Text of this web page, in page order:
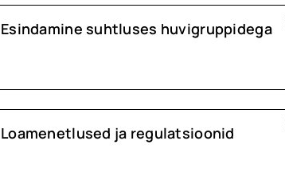
Esindamine suhtluses huvigruppidega
Loamenetlused ja regulatsioonid